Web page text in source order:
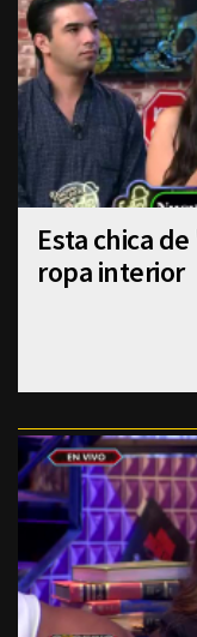
Esta chica
ropa interior